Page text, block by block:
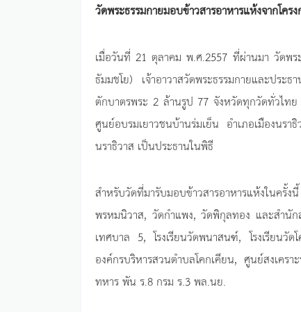
วัดพระธรรมกายมอบข้าวสารอาหารแห้งจากโค
เมื่อวันที่ 21 ตุลาคม พ.ศ.2557 ที่ผ่านมา วัดพร
ธัมมชโย) เจ้าอาวาสวัดพระธรรมกายและประ
ตักบาตรพระ 2 ล้านรูป 77 จังหวัดทุกวัดทั่วไท
ศูนย์อบรมเยาวชนบ้านร่มเย็น อำเภอเมืองนร
นราธิวาส เป็นประธานในพิธี
สำหรับวัดที่มารับมอบข้าวสารอาหารแห้งในค
พรหมนิวาส, วัดกำแพง, วัดพิกุลทอง และสำนัก
เทศบาล 5, โรงเรียนวัดพนาสนฑ์, โรงเรียน
องค์กรบริหารสวนตำบลโคกเคียน, ศูนย์สงเคร
ทหาร พัน ร.8 กรม ร.3 พล.นย.